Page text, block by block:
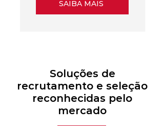
SAIBA MAIS
Soluções de
recrutamento e seleção
reconhecidas pelo
mercado